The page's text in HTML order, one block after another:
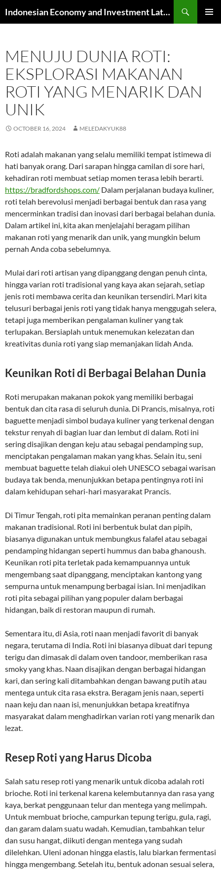
to
Indonesian Economy and Investment Latest News
MENUJU DUNIA ROTI:
EKSPLORASI MAKANAN
ROTI YANG MENARIK DAN
UNIK
OCTOBER 16, 2024 MELEDAKYUK88
Roti adalah makanan yang selalu memiliki tempat istimewa di
hati banyak orang. Dari sarapan hingga camilan di sore hari,
kehadiran roti membuat setiap momen terasa lebih berarti.
https://bradfordshops.com/ Dalam perjalanan budaya kuliner,
roti telah berevolusi menjadi berbagai bentuk dan rasa yang
mencerminkan tradisi dan inovasi dari berbagai belahan dunia.
Dalam artikel ini, kita akan menjelajahi beragam pilihan
makanan roti yang menarik dan unik, yang mungkin belum
pernah Anda coba sebelumnya.
Mulai dari roti artisan yang dipanggang dengan penuh cinta,
hingga varian roti tradisional yang kaya akan sejarah, setiap
jenis roti membawa cerita dan keunikan tersendiri. Mari kita
telusuri berbagai jenis roti yang tidak hanya menggugah selera,
tetapi juga memberikan pengalaman kuliner yang tak
terlupakan. Bersiaplah untuk menemukan kelezatan dan
kreativitas dunia roti yang siap memanjakan lidah Anda.
Keunikan Roti di Berbagai Belahan Dunia
Roti merupakan makanan pokok yang memiliki berbagai
bentuk dan cita rasa di seluruh dunia. Di Prancis, misalnya, roti
baguette menjadi simbol budaya kuliner yang terkenal dengan
tekstur renyah di bagian luar dan lembut di dalam. Roti ini
sering disajikan dengan keju atau sebagai pendamping sup,
menciptakan pengalaman makan yang khas. Selain itu, seni
membuat baguette telah diakui oleh UNESCO sebagai warisan
budaya tak benda, menunjukkan betapa pentingnya roti ini
dalam kehidupan sehari-hari masyarakat Prancis.
Di Timur Tengah, roti pita memainkan peranan penting dalam
makanan tradisional. Roti ini berbentuk bulat dan pipih,
biasanya digunakan untuk membungkus falafel atau sebagai
pendamping hidangan seperti hummus dan baba ghanoush.
Keunikan roti pita terletak pada kemampuannya untuk
mengembang saat dipanggang, menciptakan kantong yang
sempurna untuk menampung berbagai isian. Ini menjadikan
roti pita sebagai pilihan yang populer dalam berbagai
hidangan, baik di restoran maupun di rumah.
Sementara itu, di Asia, roti naan menjadi favorit di banyak
negara, terutama di India. Roti ini biasanya dibuat dari tepung
terigu dan dimasak di dalam oven tandoor, memberikan rasa
smoky yang khas. Naan disajikan dengan berbagai hidangan
kari, dan sering kali ditambahkan dengan bawang putih atau
mentega untuk cita rasa ekstra. Beragam jenis naan, seperti
naan keju dan naan isi, menunjukkan betapa kreatifnya
masyarakat dalam menghadirkan varian roti yang menarik dan
lezat.
Resep Roti yang Harus Dicoba
Salah satu resep roti yang menarik untuk dicoba adalah roti
brioche. Roti ini terkenal karena kelembutannya dan rasa yang
kaya, berkat penggunaan telur dan mentega yang melimpah.
Untuk membuat brioche, campurkan tepung terigu, gula, ragi,
dan garam dalam suatu wadah. Kemudian, tambahkan telur
dan susu hangat, diikuti dengan mentega yang sudah
dilelehkan. Uleni adonan hingga elastis, lalu biarkan fermentasi
hingga mengembang. Setelah itu, bentuk adonan sesuai selera,